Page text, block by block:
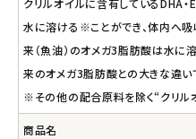
水に溶ける※ことができ、体内へ吸
来（魚油）のオメガ3脂肪酸は水に
来のオメガ3脂肪酸との大きな違い
※その他の配合原料を除く“クリル
商品名